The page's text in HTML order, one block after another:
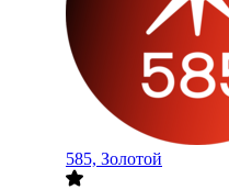
585, Золотой